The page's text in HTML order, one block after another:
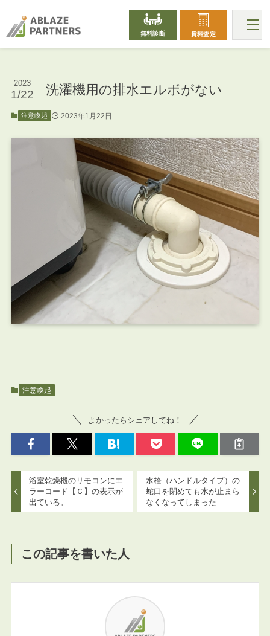
無料診断 賃料査定
洗濯機用の排水エルボがない
2023
1/22
注意喚起 2023年1月22日
注意喚起
よかったらシェアしてね！
浴室乾燥機のリモコンにエ
ラーコード【Ｃ】の表示が
出ている。
水栓（ハンドルタイプ）の
蛇口を閉めても水が止まら
なくなってしまった
この記事を書いた人